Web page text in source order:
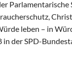
Parlamentarische
leben – in
der SPD-